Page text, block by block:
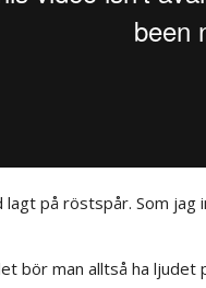
lagt på röstspår. Som
bör man alltså ha ljudet